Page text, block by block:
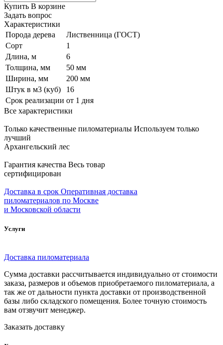
Купить В корзине
Задать вопрос
Характеристики
Порода дерева
Лиственница (ГОСТ)
Сорт
1
Длина, м
6
Толщина, мм
50 мм
Ширина, мм
200 мм
Штук в м3 (куб)
16
Срок реализации от 1 дня
Все характеристики
Только качественные пиломатериалы Используем только
лучший
Архангельский лес
Гарантия качества Весь товар
сертифицирован
Доставка в срок Оперативная доставка
пиломатериалов по Москве
и Московской области
Услуги
Доставка пиломатериала
Сумма доставки рассчитывается индивидуально от стоимости
заказа, размеров и объемов приобретаемого пиломатериала, а
так же от дальности пункта доставки от производственной
базы либо складского помещения. Более точную стоимость
вам отзвучит менеджер.
Заказать доставку